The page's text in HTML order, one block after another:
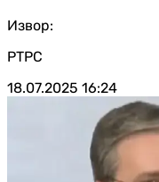
Извор:
РТРС
18.07.2025 16:24